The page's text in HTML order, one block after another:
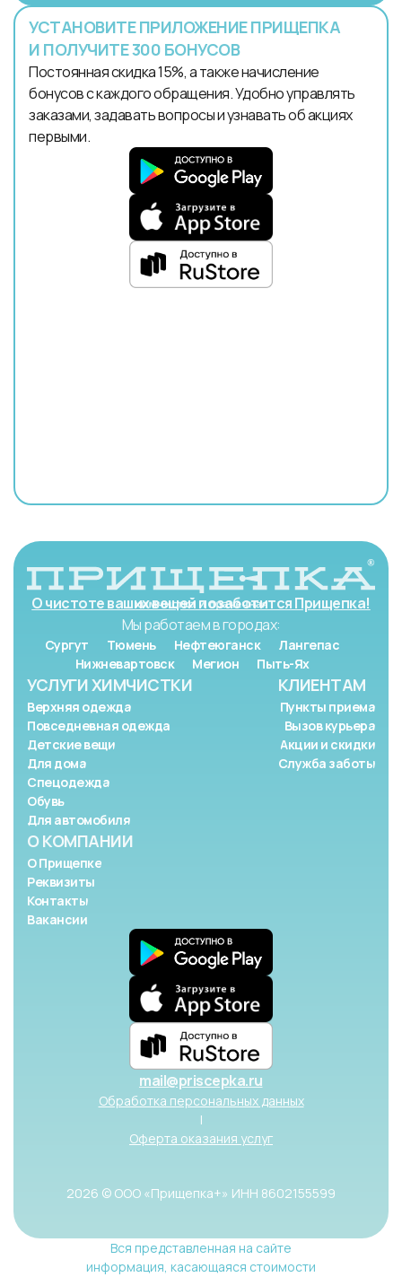
УСТАНОВИТЕ ПРИЛОЖЕНИЕ ПРИЩЕПКА
И ПОЛУЧИТЕ 300 БОНУСОВ
Постоянная скидка 15%, а также начисление
бонусов с каждого обращения. Удобно управлять
заказами, задавать вопросы и узнавать об акциях
первыми.
О чистоте ваших вещей позаботится Прищепка!
Мы работаем в городах:
Сургут Тюмень Нефтеюганск
Лангепас
Нижневартовск
Мегион Пыть-Ях
КЛИЕНТАМ
Пункты приема
Вызов курьера
Акции и скидки
Служба заботы
О КОМПАНИИ
О Прищепке
Реквизиты
Контакты
Вакансии
УСЛУГИ ХИМЧИСТКИ
Верхняя одежда
Повседневная одежда
Детские вещи
Для дома
Спецодежда
Обувь
Для автомобиля
mail@priscepka.ru
Обработка персональных данных
|
Оферта оказания услуг
2026 © ООО «Прищепка+» ИНН 8602155599
Вся представленная на сайте
информация, касающаяся стоимости